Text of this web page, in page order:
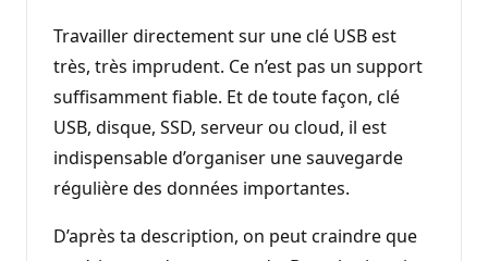
Travailler directement sur une clé USB est
très, très imprudent. Ce n’est pas un support
suffisamment fiable. Et de toute façon, clé
USB, disque, SSD, serveur ou cloud, il est
indispensable d’organiser une sauvegarde
régulière des données importantes.
D’après ta description, on peut craindre que